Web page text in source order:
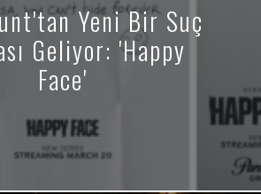
Yeni Bir Suç
Geliyor: 'Happy
Face'